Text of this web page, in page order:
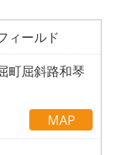
ィールド
町屈斜路和琴
MAP